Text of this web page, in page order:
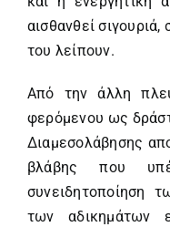
αισθανθεί
του λείπουν.
Από την άλλη
φερόμενου ως
Διαμεσολάβησης
βλάβης που
συνειδητοποίηση
των αδικημάτων